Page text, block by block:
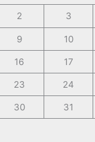
2
3
9 10
16
17
23
24
30
31